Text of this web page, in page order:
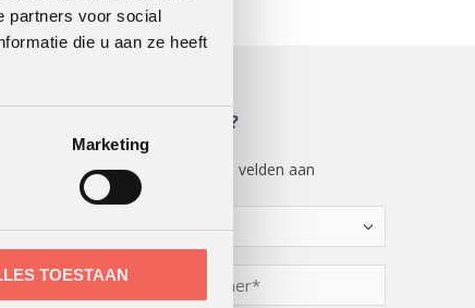
partners voor social
die u aan ze heeft
Marketing
TOESTAAN
MEER WETEN?
"*" geeft vereiste velden aan
een
optie
*
Telefoonnummer